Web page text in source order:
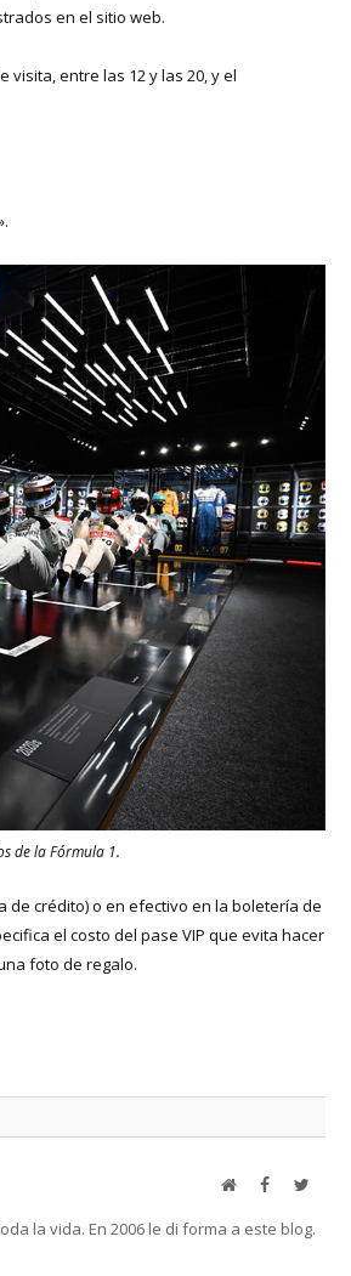
en el sitio web.
entre las 12 y las 20, y el
de la Fórmula 1.
de crédito) o en efectivo en la boletería de
el costo del pase VIP que evita hacer
foto de regalo.
WebFacebookTwitter
la vida. En 2006 le di forma a este blog.